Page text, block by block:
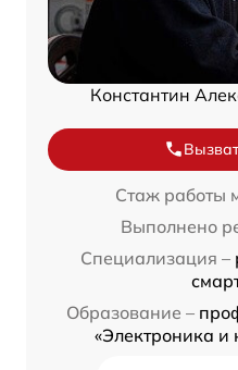
Константин
Стаж работы
Выполнено
Специализация –
Образование –
«Электроника и